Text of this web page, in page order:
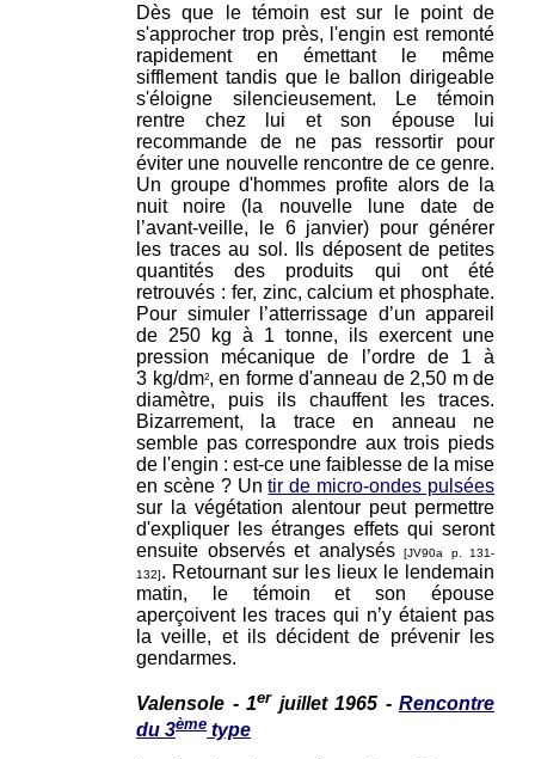
Dès que le témoin est sur le point de
s'approcher trop près, l'engin est remonté
rapidement en émettant le même
sifflement tandis que le ballon dirigeable
s'éloigne silencieusement. Le témoin
rentre chez lui et son épouse lui
recommande de ne pas ressortir pour
éviter une nouvelle rencontre de ce genre.
Un groupe d'hommes profite alors de la
nuit noire (la nouvelle lune date de
l’avant-veille, le 6 janvier) pour générer
les traces au sol. Ils déposent de petites
quantités des produits qui ont été
retrouvés : fer, zinc, calcium et phosphate.
Pour simuler l’atterrissage d’un appareil
de 250 kg à 1 tonne, ils exercent une
pression mécanique de l’ordre de 1 à
3 kg/dm2, en forme d'anneau de 2,50 m de
diamètre, puis ils chauffent les traces.
Bizarrement, la trace en anneau ne
semble pas correspondre aux trois pieds
de l'engin : est-ce une faiblesse de la mise
en scène ? Untir de micro-ondes pulsées
sur la végétation alentour peut permettre
d'expliquer les étranges effets qui seront
ensuite observés et analysés
[JV90a p. 131-
132]. Retournant sur les lieux le lendemain
matin, le témoin et son épouse
aperçoivent les traces qui n’y étaient pas
la veille, et ils décident de prévenir les
gendarmes.
Valensole - 1erjuillet 1965 - Rencontre
du 3ème type